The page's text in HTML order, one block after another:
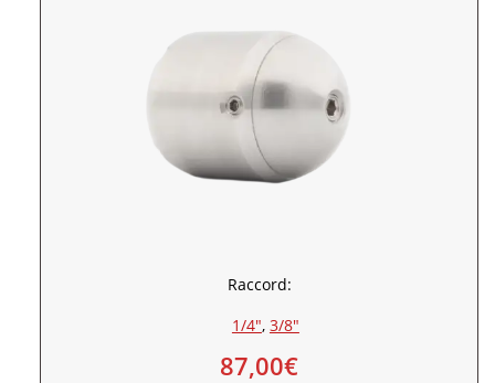
Raccord:
1/4″, 3/8″
87,00€